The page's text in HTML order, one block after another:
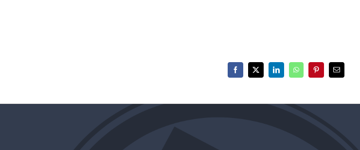
Facebook
X LinkedInWhatsAppPinterest
E-
mail